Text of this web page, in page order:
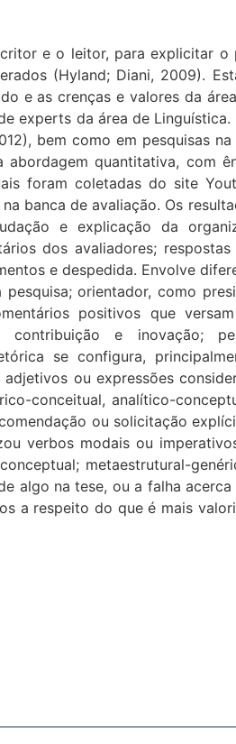
e o leitor, para explicitar
(Hyland; Diani, 2009).
e as crenças e valores da
experts da área de
bem como em pesquisas
quantitativa, com
foram coletadas do site
banca de avaliação. Os
e explicação da
dos avaliadores;
e despedida. Envolve
orientador, como
positivos que
e inovação;
se configura,
ou expressões
conceitual, analítico-
ou solicitação
verbos modais ou
metaestrutural-
algo na tese, ou a falha
a respeito do que é mais